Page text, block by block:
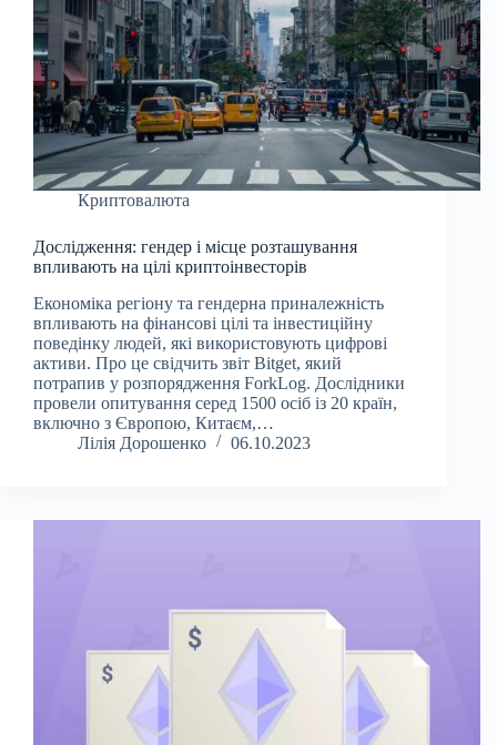
Криптовалюта
Дослідження: гендер і місце розташування
впливають на цілі криптоінвесторів
Економіка регіону та гендерна приналежність
впливають на фінансові цілі та інвестиційну
поведінку людей, які використовують цифрові
активи. Про це свідчить звіт Bitget, який
потрапив у розпорядження ForkLog. Дослідники
провели опитування серед 1500 осіб із 20 країн,
включно з Європою, Китаєм,…
Лілія Дорошенко
06.10.2023